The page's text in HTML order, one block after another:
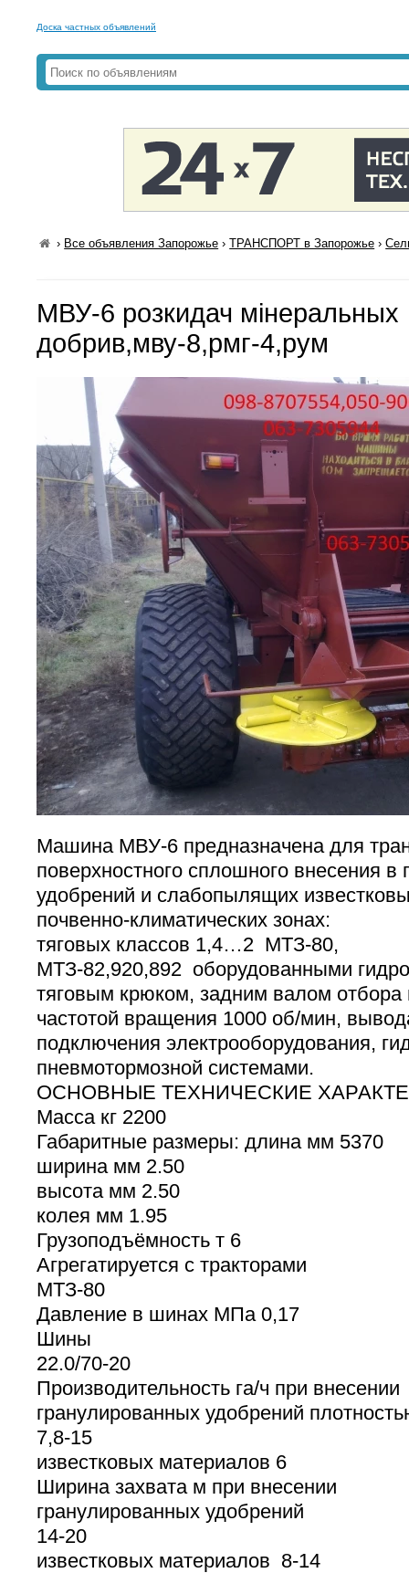
Доска частных объявлений
› Все объявления Запорожье ›ТРАНСПОРТ в Запорожье ›
МВУ-6 розкидач мінеральных
добрив,мву-8,рмг-4,рум
Машина МВУ-6 предназначена для
поверхностного сплошного внесения
удобрений и слабопылящих
почвенно-климатических зонах:
тяговых классов 1,4…2 МТЗ-80,
МТЗ-82,920,892 оборудованными
тяговым крюком, задним валом
частотой вращения 1000 об/мин,
подключения электрооборудования,
пневмотормозной системами.
ОСНОВНЫЕ ТЕХНИЧЕСКИЕ
Масса кг 2200
Габаритные размеры: длина мм 5370
ширина мм 2.50
высота мм 2.50
колея мм 1.95
Грузоподъёмность т 6
Агрегатируется с тракторами
МТЗ-80
Давление в шинах МПа 0,17
Шины
22.0/70-20
Производительность га/ч при внесении
гранулированных удобрений
7,8-15
известковых материалов 6
Ширина захвата м при внесении
гранулированных удобрений
14-20
известковых материалов 8-14